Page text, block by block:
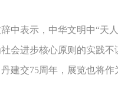
表示，中华文明中“天人
会进步核心原则的实践
建交75周年，展览也将